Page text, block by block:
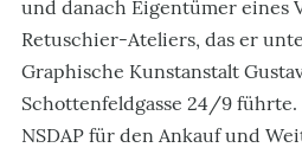
und danach Eigentümer eines
Retuschier-Ateliers, das er
Graphische Kunstanstalt
Schottenfeldgasse 24/9 führte.
NSDAP für den Ankauf und